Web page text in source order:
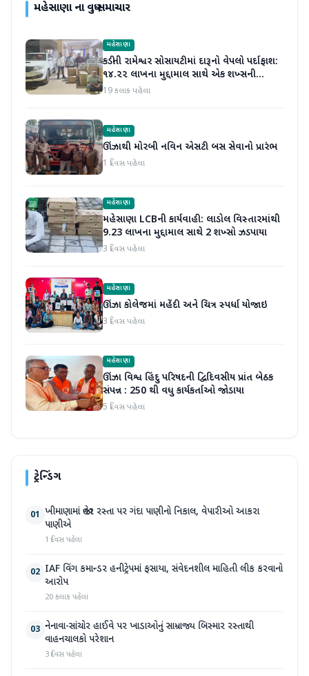
મહેસાણાના વધુ સમાચાર
મહેસાણા
કડીની રામેશ્વર સોસાયટીમાં દારૂનો વેપલો પર્દાફાશ:
૧૪.૨૨ લાખના મુદ્દામાલ સાથે એક શખ્સની
ધરપકડ
19 કલાક પહેલા
મહેસાણા
ઊંઝાથી મોરબી નવિન એસટી બસ સેવાનો પ્રારંભ
1 દિવસ પહેલા
મહેસાણા
મહેસાણા LCBની કાર્યવાહી: લાડોલ વિસ્તારમાંથી
9.23 લાખના મુદ્દામાલ સાથે 2 શખ્સો ઝડપાયા
3 દિવસ પહેલા
મહેસાણા
ઊંઝા કોલેજમાં મહેંદી અને ચિત્ર સ્પર્ધા યોજાઇ
3 દિવસ પહેલા
મહેસાણા
ઊંઝા વિશ્વ હિંદુ પરિષદની દ્વિદિવસીય પ્રાંત બેઠક
સંપન્ન : 250 થી વધુ કાર્યકર્તાઓ જોડાયા
5 દિવસ પહેલા
ટ્રેન્ડિંગ
01 ખીમાણામાં જાહેર રસ્તા પર ગંદા પાણીનો નિકાલ, વેપારીઓ આકરા
પાણીએ
1 દિવસ પહેલા
02 IAF વિંગ કમાન્ડર હનીટ્રેપમાં ફસાયા, સંવેદનશીલ માહિતી લીક કરવાનો
આરોપ
20 કલાક પહેલા
03 નેનાવા-સાંચોર હાઈવે પર ખાડાઓનું સામ્રાજ્ય બિસ્માર રસ્તાથી
વાહનચાલકો પરેશાન
3 દિવસ પહેલા